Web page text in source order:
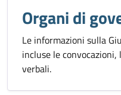
Organi di
Le informazioni sulla
incluse le
verbali.